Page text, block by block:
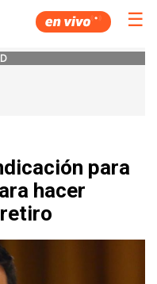
☰
para
hacer